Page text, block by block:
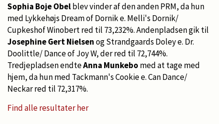
Sophia Boje Obelblev vinder af den anden PRM, da hun
med Lykkehøjs Dream of Dornik e. Melli's Dornik/
Cupkeshof Winobert red til 73,232%. Andenpladsen gik til
Josephine Gert Nielsenog Strandgaards Doley e. Dr.
Doolittle/ Dance of Joy W, der red til 72,744%.
Tredjepladsen endteAnna Munkebo med at tage med
hjem, da hun med Tackmann's Cookie e. Can Dance/
Neckar red til 72,317%.
Find alle resultater her